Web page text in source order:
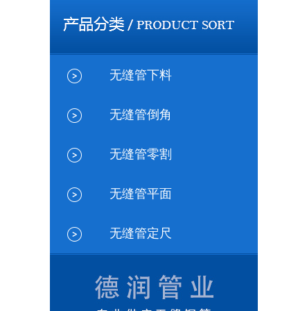
无缝管下料
无缝管倒角
无缝管零割
无缝管平面
无缝管定尺